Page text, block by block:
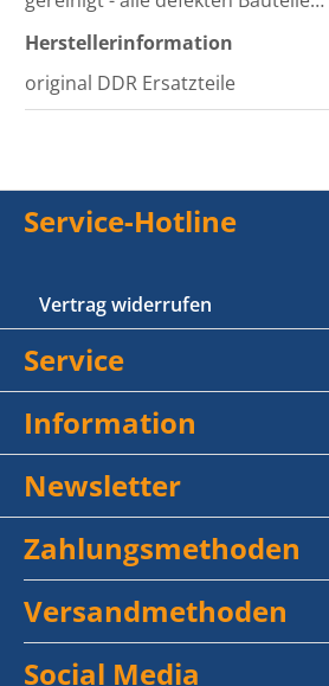
Herstellerinformation
original DDR Ersatzteile
Service-Hotline
Vertrag widerrufen
Service
Information
Newsletter
Zahlungsmethoden
Versandmethoden
Social Media